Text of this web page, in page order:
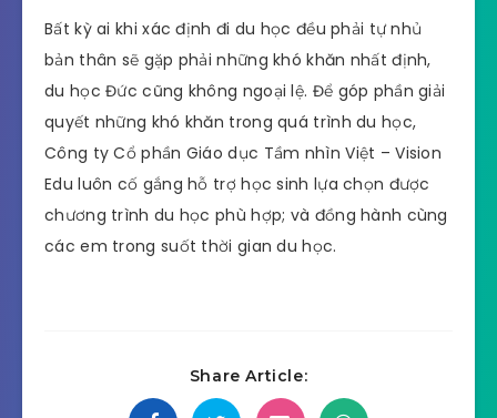
Bất kỳ ai khi xác định đi du học đều phải tự nhủ
bản thân sẽ gặp phải những khó khăn nhất định,
du học Đức cũng không ngoại lệ. Để góp phần giải
quyết những khó khăn trong quá trình du học,
Công ty Cổ phần Giáo dục Tầm nhìn Việt – Vision
Edu luôn cố gắng hỗ trợ học sinh lựa chọn được
chương trình du học phù hợp; và đồng hành cùng
các em trong suốt thời gian du học.
Share Article: